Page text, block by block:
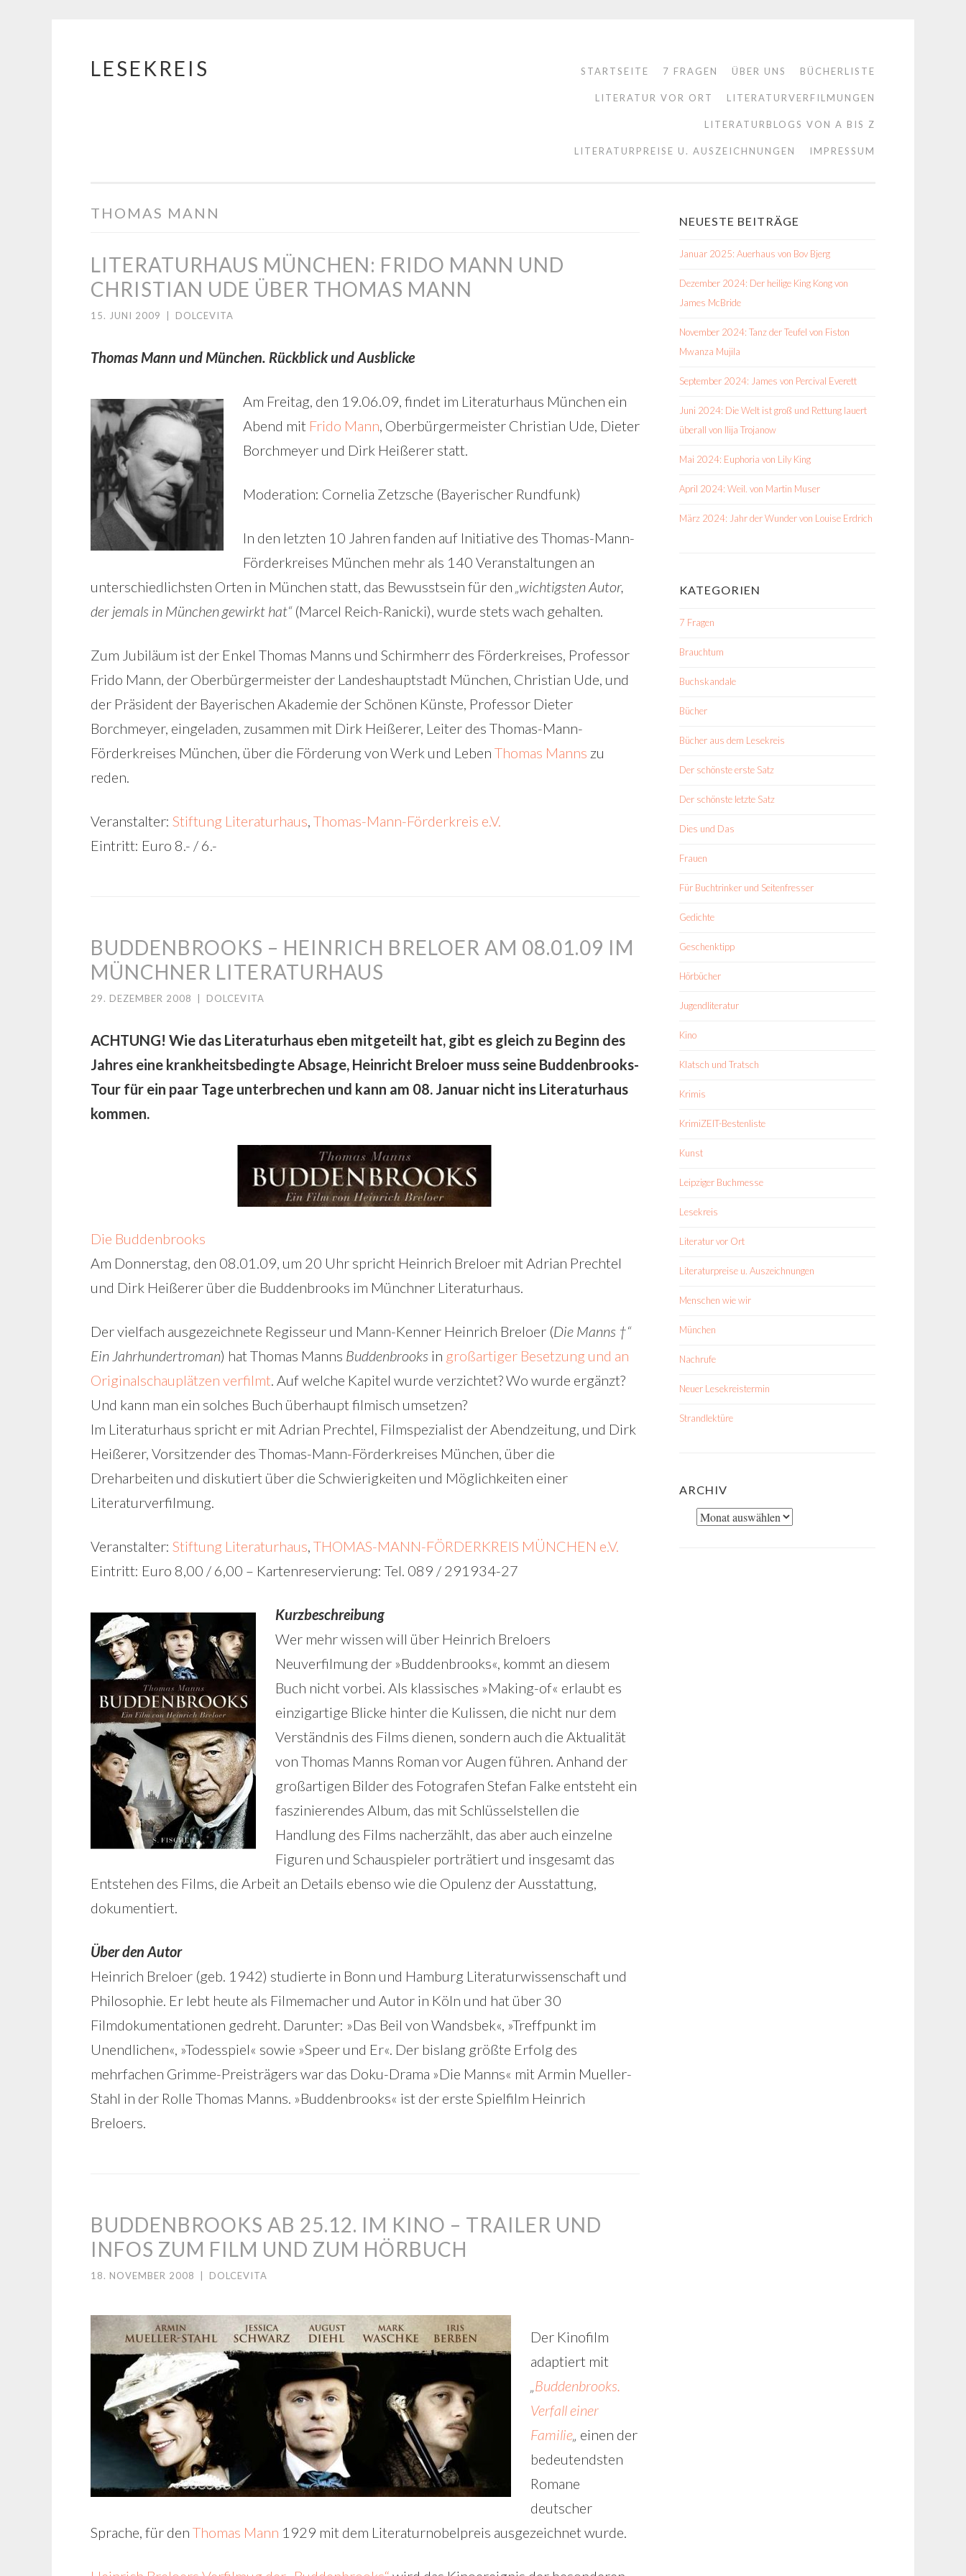
Springe
LESEKREIS STARTSEITE 7 FRAGEN ÜBER UNS BÜCHERLISTE
LITERATUR VOR ORT LITERATURVERFILMUNGEN
LITERATURBLOGS VON A BIS Z
LITERATURPREISE U. AUSZEICHNUNGEN IMPRESSUM
THOMAS MANN
LITERATURHAUS MÜNCHEN: FRIDO MANN UND
CHRISTIAN UDE ÜBER THOMAS MANN
15. JUNI 2009 DOLCEVITA
Thomas Mann und München. Rückblick und Ausblicke
Am Freitag, den 19.06.09, findet im Literaturhaus München ein
Abend mit Frido Mann, Oberbürgermeister Christian Ude, Dieter
Borchmeyer und Dirk Heißerer statt.
Moderation: Cornelia Zetzsche (Bayerischer Rundfunk)
In den letzten 10 Jahren fanden auf Initiative des Thomas-Mann-
Förderkreises München mehr als 140 Veranstaltungen an
unterschiedlichsten Orten in München statt, das Bewusstsein für den „wichtigsten Autor,
der jemals in München gewirkt hat“ (Marcel Reich-Ranicki), wurde stets wach gehalten.
Zum Jubiläum ist der Enkel Thomas Manns und Schirmherr des Förderkreises, Professor
Frido Mann, der Oberbürgermeister der Landeshauptstadt München, Christian Ude, und
der Präsident der Bayerischen Akademie der Schönen Künste, Professor Dieter
Borchmeyer, eingeladen, zusammen mit Dirk Heißerer, Leiter des Thomas-Mann-
Förderkreises München, über die Förderung von Werk und Leben Thomas Manns zu
reden.
Veranstalter: Stiftung Literaturhaus, Thomas-Mann-Förderkreis e.V.
Eintritt: Euro 8.- / 6.-
BUDDENBROOKS – HEINRICH BRELOER AM 08.01.09 IM
MÜNCHNER LITERATURHAUS
29. DEZEMBER 2008 DOLCEVITA
ACHTUNG! Wie das Literaturhaus eben mitgeteilt hat, gibt es gleich zu Beginn des
Jahres eine krankheitsbedingte Absage, Heinricht Breloer muss seine Buddenbrooks-
Tour für ein paar Tage unterbrechen und kann am 08. Januar nicht ins Literaturhaus
kommen.
Die Buddenbrooks
Am Donnerstag, den 08.01.09, um 20 Uhr spricht Heinrich Breloer mit Adrian Prechtel
und Dirk Heißerer über die Buddenbrooks im Münchner Literaturhaus.
Der vielfach ausgezeichnete Regisseur und Mann-Kenner Heinrich Breloer (Die Manns †“
Ein Jahrhundertroman) hat Thomas Manns Buddenbrooks in großartiger Besetzung und an
Originalschauplätzen verfilmt. Auf welche Kapitel wurde verzichtet? Wo wurde ergänzt?
Und kann man ein solches Buch überhaupt filmisch umsetzen?
Im Literaturhaus spricht er mit Adrian Prechtel, Filmspezialist der Abendzeitung, und Dirk
Heißerer, Vorsitzender des Thomas-Mann-Förderkreises München, über die
Dreharbeiten und diskutiert über die Schwierigkeiten und Möglichkeiten einer
Literaturverfilmung.
Veranstalter: Stiftung Literaturhaus, THOMAS-MANN-FÖRDERKREIS MÜNCHEN e.V.
Eintritt: Euro 8,00 / 6,00 – Kartenreservierung: Tel. 089 / 291934-27
Kurzbeschreibung
Wer mehr wissen will über Heinrich Breloers
Neuverfilmung der »Buddenbrooks«, kommt an diesem
Buch nicht vorbei. Als klassisches »Making-of« erlaubt es
einzigartige Blicke hinter die Kulissen, die nicht nur dem
Verständnis des Films dienen, sondern auch die Aktualität
von Thomas Manns Roman vor Augen führen. Anhand der
großartigen Bilder des Fotografen Stefan Falke entsteht ein
faszinierendes Album, das mit Schlüsselstellen die
Handlung des Films nacherzählt, das aber auch einzelne
Figuren und Schauspieler porträtiert und insgesamt das
Entstehen des Films, die Arbeit an Details ebenso wie die Opulenz der Ausstattung,
dokumentiert.
Über den Autor
Heinrich Breloer (geb. 1942) studierte in Bonn und Hamburg Literaturwissenschaft und
Philosophie. Er lebt heute als Filmemacher und Autor in Köln und hat über 30
Filmdokumentationen gedreht. Darunter: »Das Beil von Wandsbek«, »Treffpunkt im
Unendlichen«, »Todesspiel« sowie »Speer und Er«. Der bislang größte Erfolg des
mehrfachen Grimme-Preisträgers war das Doku-Drama »Die Manns« mit Armin Mueller-
Stahl in der Rolle Thomas Manns. »Buddenbrooks« ist der erste Spielfilm Heinrich
Breloers.
BUDDENBROOKS AB 25.12. IM KINO – TRAILER UND
INFOS ZUM FILM UND ZUM HÖRBUCH
18. NOVEMBER 2008 DOLCEVITA
Der Kinofilm
adaptiert mit
„Buddenbrooks.
Verfall einer
Familie„ einen der
bedeutendsten
Romane
deutscher
Sprache, für den Thomas Mann 1929 mit dem Literaturnobelpreis ausgezeichnet wurde.
NEUESTE BEITRÄGE
Januar 2025: Auerhaus von Bov Bjerg
Dezember 2024: Der heilige King Kong von
James McBride
November 2024: Tanz der Teufel von Fiston
Mwanza Mujila
September 2024: James von Percival Everett
Juni 2024: Die Welt ist groß und Rettung lauert
überall von Ilija Trojanow
Mai 2024: Euphoria von Lily King
April 2024: Weil. von Martin Muser
März 2024: Jahr der Wunder von Louise Erdrich
KATEGORIEN
7 Fragen
Brauchtum
Buchskandale
Bücher
Bücher aus dem Lesekreis
Der schönste erste Satz
Der schönste letzte Satz
Dies und Das
Frauen
Für Buchtrinker und Seitenfresser
Gedichte
Geschenktipp
Hörbücher
Jugendliteratur
Kino
Klatsch und Tratsch
Krimis
KrimiZEIT-Bestenliste
Kunst
Leipziger Buchmesse
Lesekreis
Literatur vor Ort
Literaturpreise u. Auszeichnungen
Menschen wie wir
München
Nachrufe
Neuer Lesekreistermin
Strandlektüre
ARCHIV
Archiv